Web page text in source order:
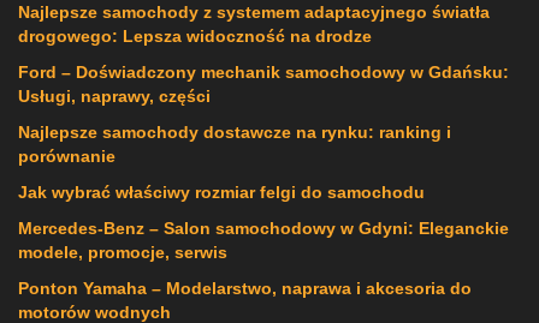
Najlepsze samochody z systemem adaptacyjnego światła
drogowego: Lepsza widoczność na drodze
Ford – Doświadczony mechanik samochodowy w Gdańsku:
Usługi, naprawy, części
Najlepsze samochody dostawcze na rynku: ranking i
porównanie
Jak wybrać właściwy rozmiar felgi do samochodu
Mercedes-Benz – Salon samochodowy w Gdyni: Eleganckie
modele, promocje, serwis
Ponton Yamaha – Modelarstwo, naprawa i akcesoria do
motorów wodnych